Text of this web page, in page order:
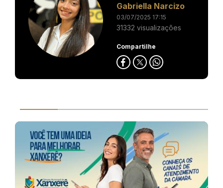
Gabriella Narcizo
03/07/2025 17:15
31332 visualizações
Compartilhe